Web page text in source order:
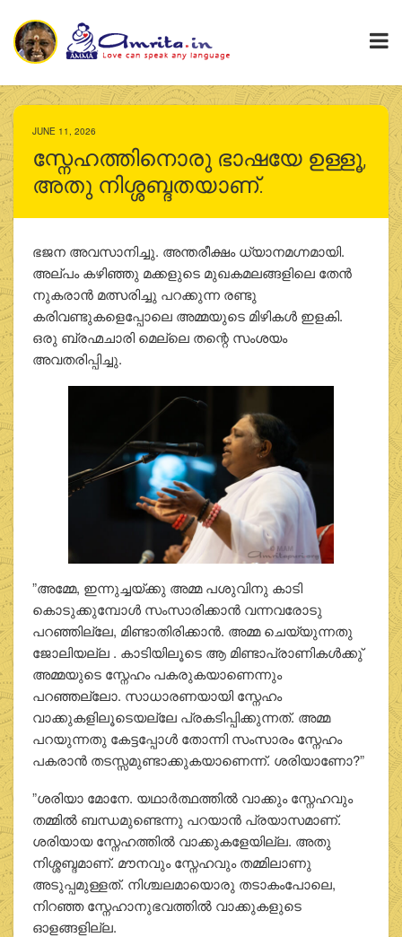
JUNE 11, 2026
സ്നേഹത്തിനൊരു ഭാഷയേ ഉള്ളൂ,
അതു നിശ്ശബ്ദതയാണ്.
ഭജന അവസാനിച്ചു. അന്തരീക്ഷം ധ്യാനമഗ്നമായി.
അല്പം കഴിഞ്ഞു മക്കളുടെ മുഖകമലങ്ങളിലെ തേന്‍
നുകരാന്‍ മത്സരിച്ചു പറക്കുന്ന രണ്ടു
കരിവണ്ടുകളെപ്പോലെ അമ്മയുടെ മിഴികള്‍ ഇളകി.
ഒരു ബ്രഹ്മചാരി മെല്ലെ തന്റെ സംശയം
അവതരിപ്പിച്ചു.
”അമ്മേ, ഇന്നുച്ചയ്ക്കു അമ്മ പശുവിനു കാടി
കൊടുക്കുമ്പോള്‍ സംസാരിക്കാന്‍ വന്നവരോടു
പറഞ്ഞില്ലേ, മിണ്ടാതിരിക്കാന്‍. അമ്മ ചെയ്യുന്നതു
ജോലിയല്ല . കാടിയിലൂടെ ആ മിണ്ടാപ്രാണികള്‍ക്കു്
അമ്മയുടെ സ്നേഹം പകരുകയാണെന്നും
പറഞ്ഞല്ലോ. സാധാരണയായി സ്നേഹം
വാക്കുകളിലൂടെയല്ലേ പ്രകടിപ്പിക്കുന്നത്. അമ്മ
പറയുന്നതു കേട്ടപ്പോള്‍ തോന്നി സംസാരം സ്നേഹം
പകരാന്‍ തടസ്സമുണ്ടാക്കുകയാണെന്ന്. ശരിയാണോ?”
”ശരിയാ മോനേ. യഥാര്‍ത്ഥത്തില്‍ വാക്കും സ്നേഹവും
തമ്മില്‍ ബന്ധമുണ്ടെന്നു പറയാന്‍ പ്രയാസമാണ്.
ശരിയായ സ്നേഹത്തില്‍ വാക്കുകളേയില്ല. അതു
നിശ്ശബ്ദമാണ്. മൗനവും സ്നേഹവും തമ്മിലാണു
അടുപ്പമുള്ളത്. നിശ്ചലമായൊരു തടാകംപോലെ,
നിറഞ്ഞ സ്നേഹാനുഭവത്തില്‍ വാക്കുകളുടെ
ഓളങ്ങളില്ല.